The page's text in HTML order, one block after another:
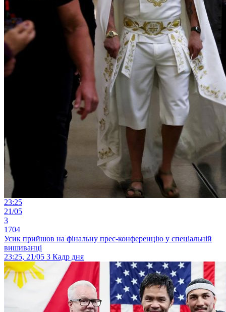
23:25
21/05
3
1704
Усик прийшов на фінальну прес-конференцію у спеціальній
вишиванці
23:25, 21/05 3 Кадр дня